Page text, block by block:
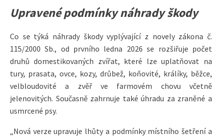
Upravené podmínky náhrady škody
Co se týká náhrady škody vyplývající z novely zákona č.
115/2000 Sb., od prvního ledna 2026 se rozšiřuje počet
druhů domestikovaných zvířat, které lze uplatňovat na
tury, prasata, ovce, kozy, drůbež, koňovité, králíky, běžce,
velbloudovité a zvěř ve farmovém chovu včetně
jelenovitých. Současně zahrnuje také úhradu za zraněné a
usmrcené psy.
„Nová verze upravuje lhůty a podmínky místního šetření a